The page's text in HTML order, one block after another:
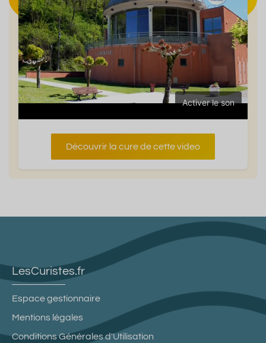
Activer le son
Découvrir la cure de cette video
LesCuristes.fr
Espace gestionnaire
Mentions légales
Conditions Générales d'Utilisation